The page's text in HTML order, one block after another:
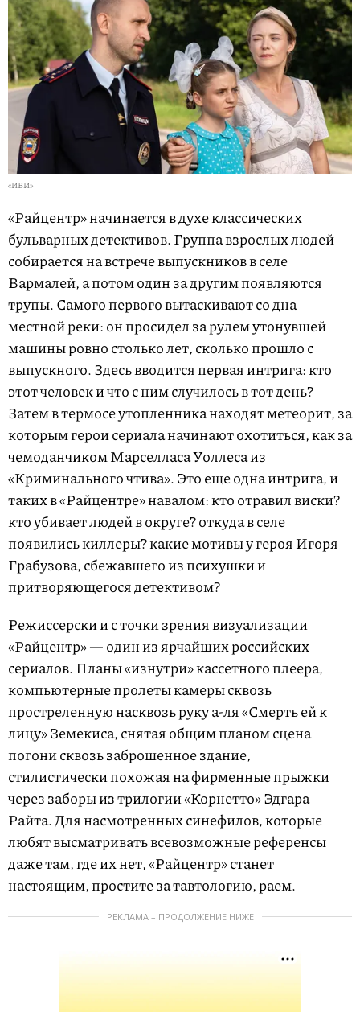
«ИВИ»
«Райцентр» начинается в духе классических
бульварных детективов. Группа взрослых людей
собирается на встрече выпускников в селе
Вармалей, а потом один за другим появляются
трупы. Самого первого вытаскивают со дна
местной реки: он просидел за рулем утонувшей
машины ровно столько лет, сколько прошло с
выпускного. Здесь вводится первая интрига: кто
этот человек и что с ним случилось в тот день?
Затем в термосе утопленника находят метеорит, за
которым герои сериала начинают охотиться, как за
чемоданчиком Марселласа Уоллеса из
«Криминального чтива». Это еще одна интрига, и
таких в «Райцентре» навалом: кто отравил виски?
кто убивает людей в округе? откуда в селе
появились киллеры? какие мотивы у героя Игоря
Грабузова, сбежавшего из психушки и
притворяющегося детективом?
Режиссерски и с точки зрения визуализации
«Райцентр» — один из ярчайших российских
сериалов. Планы «изнутри» кассетного плеера,
компьютерные пролеты камеры сквозь
простреленную насквозь руку а-ля «Смерть ей к
лицу» Земекиса, снятая общим планом сцена
погони сквозь заброшенное здание,
стилистически похожая на фирменные прыжки
через заборы из трилогии «Корнетто» Эдгара
Райта. Для насмотренных синефилов, которые
любят высматривать всевозможные референсы
даже там, где их нет, «Райцентр» станет
настоящим, простите за тавтологию, раем.
РЕКЛАМА – ПРОДОЛЖЕНИЕ НИЖЕ